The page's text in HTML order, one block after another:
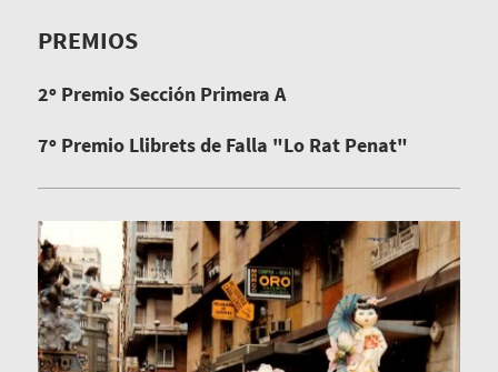
PREMIOS
2º Premio Sección Primera A
7º Premio Llibrets de Falla "Lo Rat Penat"